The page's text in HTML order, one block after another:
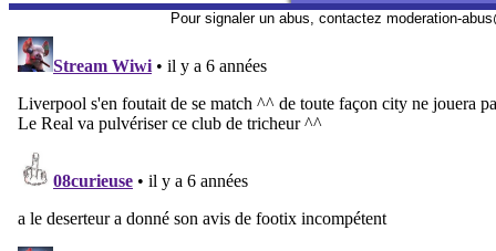
Pour signaler un abus, contactez moderation-